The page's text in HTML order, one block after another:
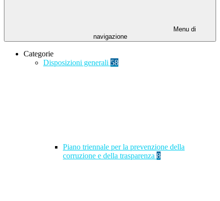
Menu di
navigazione
Categorie
Disposizioni generali 58
Piano triennale per la prevenzione della
corruzione e della trasparenza 8